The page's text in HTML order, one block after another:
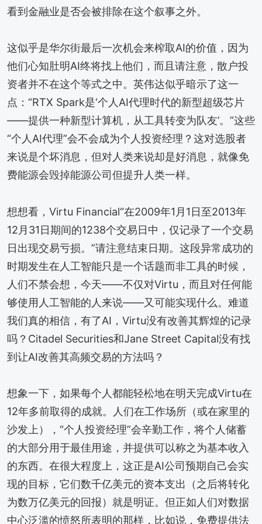
看到金融业是否会被排除在这个叙事之外。
这似乎是华尔街最后一次机会来榨取AI的价值，因为
他们心知肚明AI终将找上他们，而且请注意，散户投
资者并不在这个等式之中。英伟达似乎暗示了这一
点：“RTX Spark是‘个人AI代理时代的新型超级芯片
——提供一种新型计算机，从工具转变为队友’。”这些
“个人AI代理”会不会成为个人投资经理？这对选股者
来说是个坏消息，但对人类来说却是好消息，就像免
费能源会毁掉能源公司但提升人类一样。
想想看，Virtu Financial“在2009年1月1日至2013年
12月31日期间的1238个交易日中，仅记录了一个交易
日出现交易亏损。”请注意结束日期。这段异常成功的
时期发生在人工智能只是一个话题而非工具的时候，
人们不禁会想，今天——不仅对Virtu，而且对任何能
够使用人工智能的人来说——又可能实现什么。难道
我们真的相信，有了AI，Virtu没有改善其辉煌的记录
吗？Citadel Securities和Jane Street Capital没有找
到让AI改善其高频交易的方法吗？
想象一下，如果每个人都能轻松地在明天完成Virtu在
12年多前取得的成就。人们在工作场所（或在家里的
沙发上），“个人投资经理”会辛勤工作，将个人储蓄
的大部分用于最佳用途，并提供可以称之为基本收入
的东西。在很大程度上，这正是AI公司预期自己会实
现的目标，它们数千亿美元的资本支出（之后将转化
为数万亿美元的回报）就是明证。但正如人们对数据
中心泛滥的愤怒所表明的那样，比如说，免费提供法